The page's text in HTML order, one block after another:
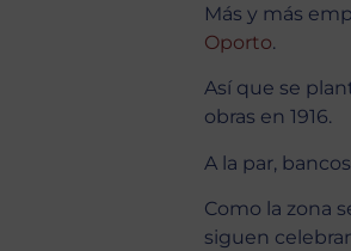
Más y más
Oporto.
Así que se
obras en 1916.
A la par,
Como la zona
siguen